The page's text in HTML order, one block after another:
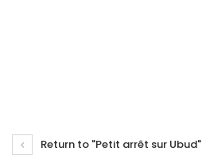
Return to "Petit arrêt sur Ubud"